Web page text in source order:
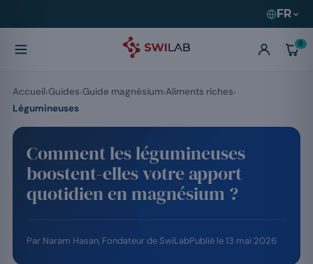
FR
0
Comment les légumineuses
boostent-elles votre apport
quotidien en magnésium ?
Par Naram Hasan, Fondateur de SwiLabPublié le 13 mai 2026
Accueil Guides Guide magnésium Aliments riches
Légumineuses